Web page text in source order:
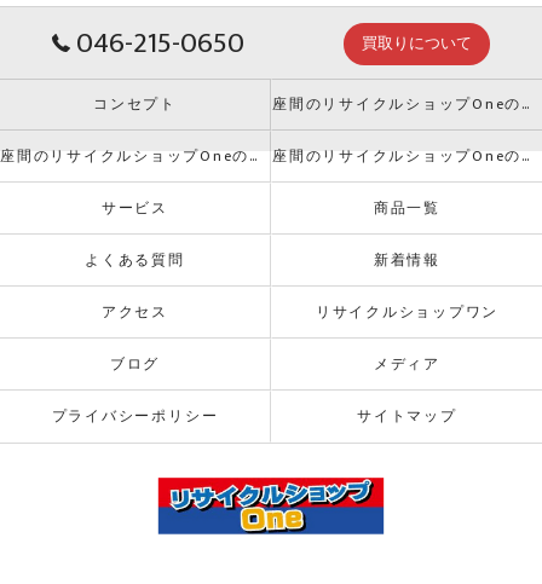
046-215-0650 買取りについて
コンセプト 座間のリサイクルショップOneの口コミ情報
座間のリサイクルショップOneの評判 座間のリサイクルショップOneのお客様の声
サービス 商品一覧
よくある質問 新着情報
アクセス リサイクルショップワン
ブログ メディア
プライバシーポリシー サイトマップ